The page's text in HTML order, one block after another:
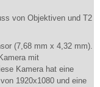
von Objektiven und T2
(7,68 mm x 4,32 mm).
mit
Kamera hat eine
1920x1080 und eine